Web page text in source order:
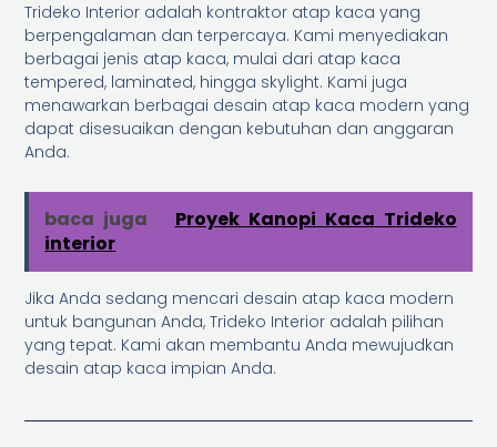
Trideko Interior adalah kontraktor atap kaca yang
berpengalaman dan terpercaya. Kami menyediakan
berbagai jenis atap kaca, mulai dari atap kaca
tempered, laminated, hingga skylight. Kami juga
menawarkan berbagai desain atap kaca modern yang
dapat disesuaikan dengan kebutuhan dan anggaran
Anda.
baca juga
Proyek Kanopi Kaca Trideko
interior
Jika Anda sedang mencari desain atap kaca modern
untuk bangunan Anda, Trideko Interior adalah pilihan
yang tepat. Kami akan membantu Anda mewujudkan
desain atap kaca impian Anda.